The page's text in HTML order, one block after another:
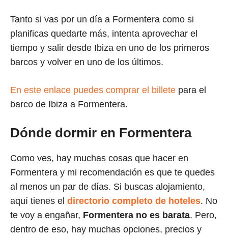
Tanto si vas por un día a Formentera como si
planificas quedarte más, intenta aprovechar el
tiempo y salir desde Ibiza en uno de los primeros
barcos y volver en uno de los últimos.
En este enlace puedes comprar el billete para el
barco de Ibiza a Formentera.
Dónde dormir en Formentera
Como ves, hay muchas cosas que hacer en
Formentera y mi recomendación es que te quedes
al menos un par de días. Si buscas alojamiento,
aquí tienes el directorio completo de hoteles. No
te voy a engañar, Formentera no es barata. Pero,
dentro de eso, hay muchas opciones, precios y